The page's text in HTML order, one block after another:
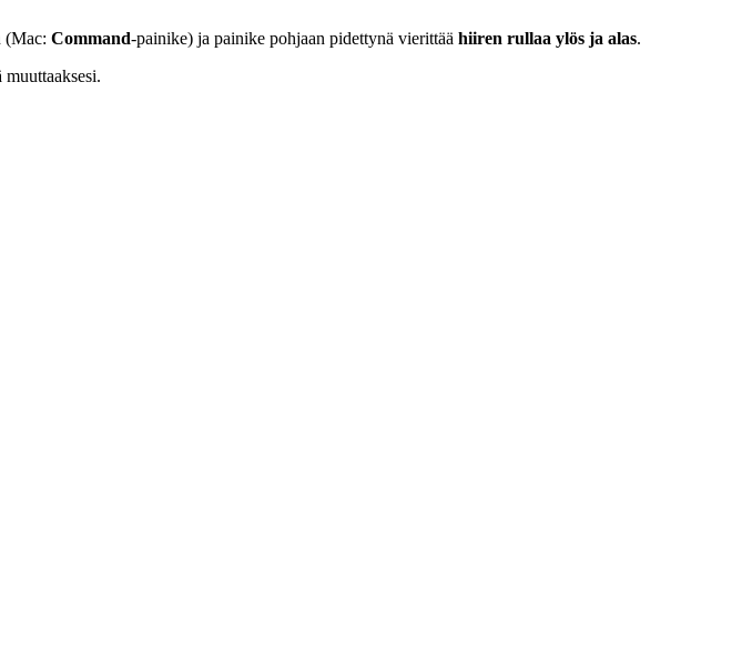
(Mac: Command-painike) ja painike pohjaan pidettynä vierittää hiiren rullaa ylös ja alas.